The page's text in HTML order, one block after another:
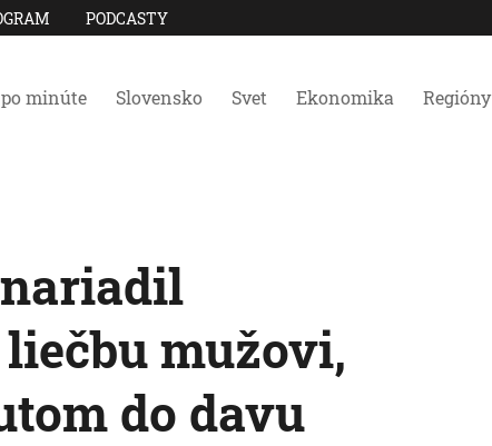
PODCASTY
minúte Slovensko Svet Ekonomika Regióny
mužovi,
do davu